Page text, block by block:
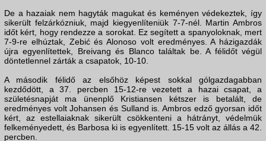
De a hazaiak nem hagyták magukat és keményen védekeztek, így
sikerült felzárkózniuk, majd kiegyenlíteniük 7-7-nél. Martin Ambros
időt kért, hogy rendezze a sorokat. Ez segített a spanyoloknak, mert
7-9-re elhúztak, Zebić és Alonoso volt eredményes. A házigazdák
újra egyenlítettek, Breivang és Blanco találtak be. A félidőt végül
döntetlennel zárták a csapatok, 10-10.
A második félidő az elsőhöz képest sokkal gólgazdagabban
kezdődött, a 37. percben 15-12-re vezetett a hazai csapat, a
születésnapját ma ünenplő Kristiansen kétszer is betalált, de
eredményes volt Johansen és Sulland is. Ambros edző gyorsan időt
kért, az estellaiaknak sikerült csökkenteni a hátrányt, védelmük
felkeményedett, és Barbosa ki is egyenlített. 15-15 volt az állás a 42.
percben.